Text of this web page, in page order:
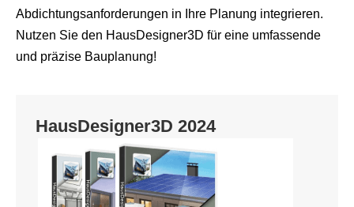
Abdichtungsanforderungen in Ihre Planung integrieren.
Nutzen Sie den HausDesigner3D für eine umfassende
und präzise Bauplanung!
HausDesigner3D 2024